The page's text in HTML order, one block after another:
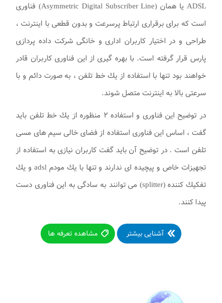
ADSL يا همان (Asymmetric Digital Subscriber Line) فناوری
است كه برای برقراری ارتباط پرسرعت و بدون قطعی با اينترنت ،
طراحی و در اختيار كاربران اداری و خانگی شرکت داده پردازی
پارس قرار گرفته است. با بهره گيری از اين فناوری كاربران قادر
خواهند بود تنها با استفاده از يك خط تلفن ، به صورت دائم و با
سرعتی بالا به اينترنت متصل شوند.
در توضيح اين فناوری و استفاده ۲ منظوره از يك خط تلفن بايد
گفت ، اساس اين فناوری استفاده از فضای خالی سيم های مسی
تلفن است . در توضيح آن بايد گفت كاربران نيازی به استفاده از
تجهيزات خاص و پيچيده ای ندارند و تنها با يك مودم adsl و يك
تفكيك كننده (splitter) می توانند به سادگی به اين فناوری دست
پيدا كنند.
آشنایی بیشتر مشاهده تعرفه ها